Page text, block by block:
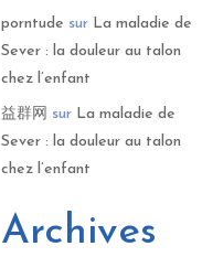
porntude sur La maladie de
Sever : la douleur au talon
chez l’enfant
益群网 sur La maladie de
Sever : la douleur au talon
chez l’enfant
Archives